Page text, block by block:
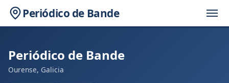
Periódico de Bande
Periódico de Bande
Ourense, Galicia